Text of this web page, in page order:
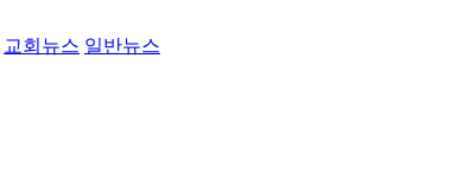
교회뉴스 일반뉴스